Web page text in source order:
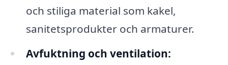
och stiliga material som kakel,
sanitetsprodukter och armaturer.
Avfuktning och ventilation: